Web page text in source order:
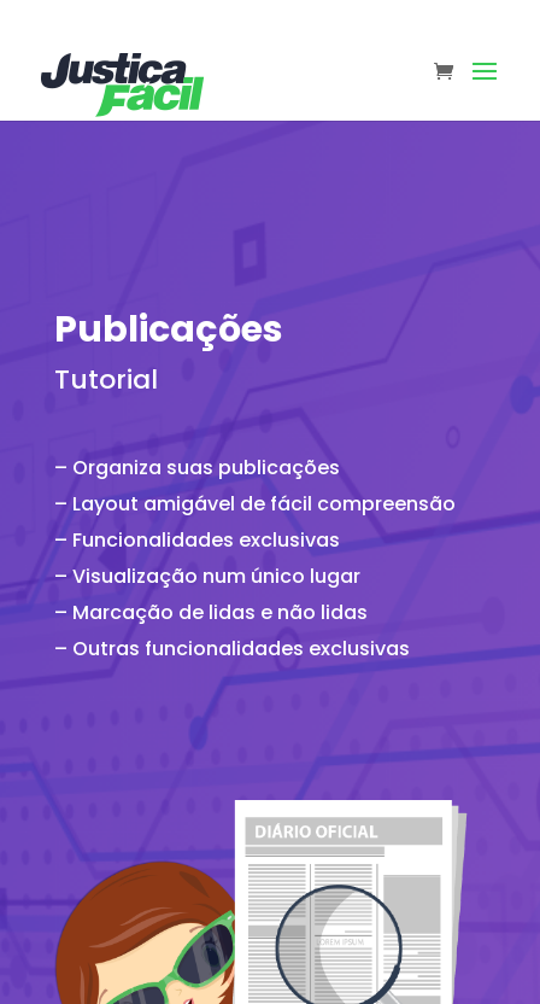
Publicações
Tutorial
– Organiza suas publicações
– Layout amigável de fácil compreensão
– Funcionalidades exclusivas
– Visualização num único lugar
– Marcação de lidas e não lidas
– Outras funcionalidades exclusivas